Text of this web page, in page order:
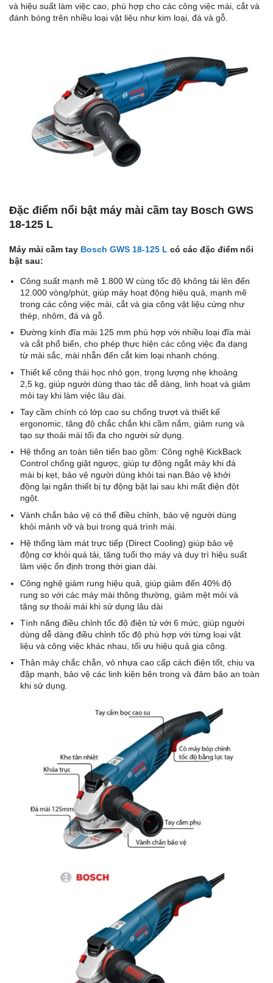
và hiệu suất làm việc cao, phù hợp cho các công việc mài, cắt và
đánh bóng trên nhiều loại vật liệu như kim loại, đá và gỗ.
Đặc điểm nổi bật máy mài cầm tay Bosch GWS
18-125 L
Máy mài cầm tay Bosch GWS 18-125 L có các đặc điểm nổi
bật sau:
Công suất mạnh mẽ 1.800 W cùng tốc độ không tải lên đến
12.000 vòng/phút, giúp máy hoạt động hiệu quả, mạnh mẽ
trong các công việc mài, cắt và gia công vật liệu cứng như
thép, nhôm, đá và gỗ.
Đường kính đĩa mài 125 mm phù hợp với nhiều loại đĩa mài
và cắt phổ biến, cho phép thực hiện các công việc đa dạng
từ mài sắc, mài nhẵn đến cắt kim loại nhanh chóng.
Thiết kế công thái học nhỏ gọn, trọng lượng nhẹ khoảng
2,5 kg, giúp người dùng thao tác dễ dàng, linh hoạt và giảm
mỏi tay khi làm việc lâu dài.
Tay cầm chính có lớp cao su chống trượt và thiết kế
ergonomic, tăng độ chắc chắn khi cầm nắm, giảm rung và
tạo sự thoải mái tối đa cho người sử dụng.
Hệ thống an toàn tiên tiến bao gồm: Công nghệ KickBack
Control chống giật ngược, giúp tự động ngắt máy khi đá
mài bị kẹt, bảo vệ người dùng khỏi tai nạn.Bảo vệ khởi
động lại ngăn thiết bị tự động bật lại sau khi mất điện đột
ngột.
Vành chắn bảo vệ có thể điều chỉnh, bảo vệ người dùng
khỏi mảnh vỡ và bụi trong quá trình mài.
Hệ thống làm mát trực tiếp (Direct Cooling) giúp bảo vệ
động cơ khỏi quá tải, tăng tuổi thọ máy và duy trì hiệu suất
làm việc ổn định trong thời gian dài.
Công nghệ giảm rung hiệu quả, giúp giảm đến 40% độ
rung so với các máy mài thông thường, giảm mệt mỏi và
tăng sự thoải mái khi sử dụng lâu dài
Tính năng điều chỉnh tốc độ điện tử với 6 mức, giúp người
dùng dễ dàng điều chỉnh tốc độ phù hợp với từng loại vật
liệu và công việc khác nhau, tối ưu hiệu quả gia công.
Thân máy chắc chắn, vỏ nhựa cao cấp cách điện tốt, chịu va
đập mạnh, bảo vệ các linh kiện bên trong và đảm bảo an toàn
khi sử dụng.